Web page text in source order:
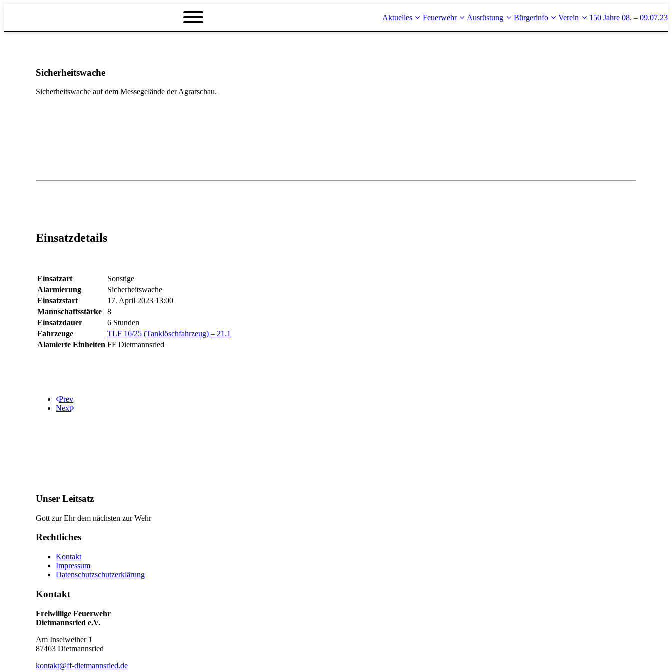
Aktuelles Feuerwehr Ausrüstung Bürgerinfo Verein 150 Jahre 08. – 09.07.23
Sicherheitswache
Sicherheitswache auf dem Messegelände der Agrarschau.
Einsatzdetails
Einsatzart
Sonstige
Alarmierung
Sicherheitswache
Einsatzstart
17. April 2023 13:00
Mannschaftsstärke
8
Einsatzdauer
6 Stunden
Fahrzeuge
TLF 16/25 (Tanklöschfahrzeug) – 21.1
Alamierte Einheiten FF Dietmannsried
Prev
Next
Unser Leitsatz
Gott zur Ehr dem nächsten zur Wehr
Rechtliches
Kontakt
Impressum
Datenschutzschutzerklärung
Kontakt
Freiwillige Feuerwehr
Dietmannsried e.V.
Am Inselweiher 1
87463 Dietmannsried
kontakt@ff-dietmannsried.de